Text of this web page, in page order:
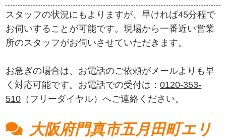
スタッフの状況にもよりますが、早ければ45分程で
お伺いすることが可能です。現場から一番近い営業
所のスタッフがお伺いさせていただきます。
お急ぎの場合は、お電話のご依頼がメールよりも早
く対応可能です。お電話での受付は：0120-353-
510 （フリーダイヤル）へご連絡ください。
大阪府門真市五月田町エリ